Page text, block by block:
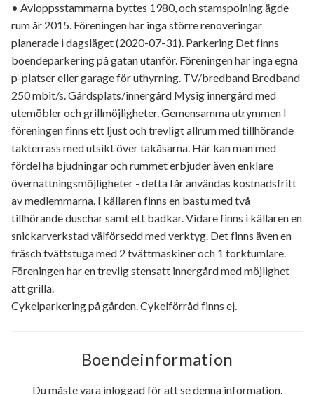
• Avloppsstammarna byttes 1980, och stamspolning ägde
rum år 2015. Föreningen har inga större renoveringar
planerade i dagsläget (2020-07-31). Parkering Det finns
boendeparkering på gatan utanför. Föreningen har inga egna
p-platser eller garage för uthyrning. TV/bredband Bredband
250 mbit/s. Gårdsplats/innergård Mysig innergård med
utemöbler och grillmöjligheter. Gemensamma utrymmen I
föreningen finns ett ljust och trevligt allrum med tillhörande
takterrass med utsikt över takåsarna. Här kan man med
fördel ha bjudningar och rummet erbjuder även enklare
övernattningsmöjligheter - detta får användas kostnadsfritt
av medlemmarna. I källaren finns en bastu med två
tillhörande duschar samt ett badkar. Vidare finns i källaren en
snickarverkstad välförsedd med verktyg. Det finns även en
fräsch tvättstuga med 2 tvättmaskiner och 1 torktumlare.
Föreningen har en trevlig stensatt innergård med möjlighet
att grilla.
Cykelparkering på gården. Cykelförråd finns ej.
Boendeinformation
Du måste vara inloggad för att se denna information.